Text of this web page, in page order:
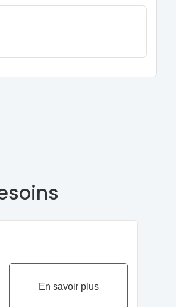
En savoir plus